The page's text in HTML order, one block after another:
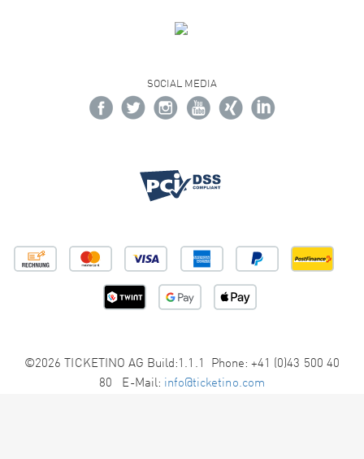
SOCIAL MEDIA
©2026 TICKETINO AG Build:1.1.1 Phone: +41 (0)43 500 40
80 E-Mail: info@ticketino.com